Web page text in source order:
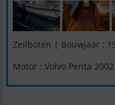
Zeilboten | Bouwjaar :
Motor : Volvo Penta 2002